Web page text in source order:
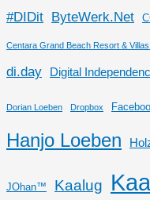
#DIDit ByteWerk.Net
Centara Grand Beach Resort &
di.day Digital
Dorian Loeben Dropbox
Hanjo Loeben
JOhan™ Kaalug